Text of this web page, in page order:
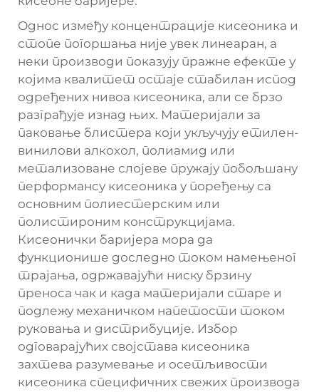
Однос између концентрације кисеоника и
стопе погоршања није увек линеаран, а
неки производи показују пражне ефекте у
којима квалитет остаје стабилан испод
одређених нивоа кисеоника, али се брзо
разграђује изнад њих. Материјали за
паковање блистера који укључују етилен-
винилови алкохол, полиамид или
метализоване слојеве пружају побољшану
перформансу кисеоника у поређењу са
основним полиестерским или
полистироним конструкцијама.
Кисеонички баријера мора да
функционише доследно током намењеног
трајања, одржавајући ниску брзину
преноса чак и када материјали старе и
подлежу механичком напетости током
руковања и дистрибуције. Избор
одговарајућих својстава кисеоника
захтева разумевање и осетљивости
кисеоника специфичних свежих производа